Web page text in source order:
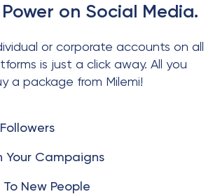
Power on Social Media.
or corporate accounts on all
is just a click away. All you
a package from Milemi!
Your Campaigns
New People